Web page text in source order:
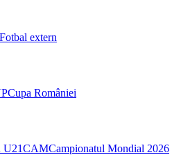
Fotbal extern
Cupa României
U21CAMCampionatul Mondial 2026